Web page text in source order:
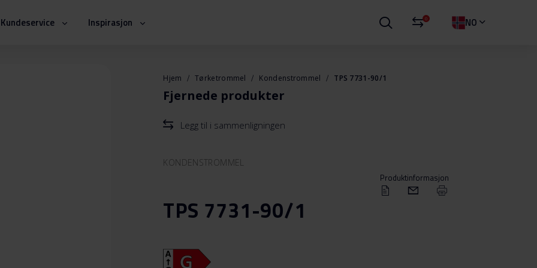
Kundeservice Inspirasjon 0 NO
Hjem Tørketrommel Kondenstrommel TPS 7731-90/1
Fjernede produkter
Legg til i sammenligningen
KONDENSTROMMEL
Produktinformasjon
TPS 7731-90/1